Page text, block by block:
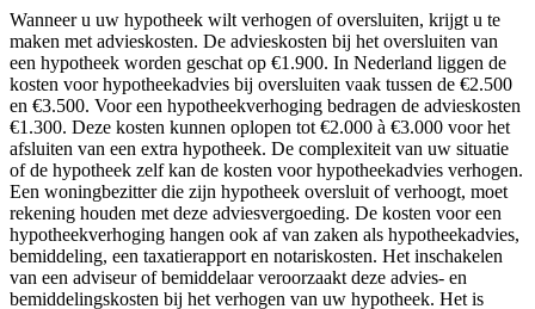
Wanneer u uw hypotheek wilt verhogen of oversluiten, krijgt u te
maken met advieskosten. De advieskosten bij het oversluiten van
een hypotheek worden geschat op €1.900. In Nederland liggen de
kosten voor hypotheekadvies bij oversluiten vaak tussen de €2.500
en €3.500. Voor een hypotheekverhoging bedragen de advieskosten
€1.300. Deze kosten kunnen oplopen tot €2.000 à €3.000 voor het
afsluiten van een extra hypotheek. De complexiteit van uw situatie
of de hypotheek zelf kan de kosten voor hypotheekadvies verhogen.
Een woningbezitter die zijn hypotheek oversluit of verhoogt, moet
rekening houden met deze adviesvergoeding. De kosten voor een
hypotheekverhoging hangen ook af van zaken als hypotheekadvies,
bemiddeling, een taxatierapport en notariskosten. Het inschakelen
van een adviseur of bemiddelaar veroorzaakt deze advies- en
bemiddelingskosten bij het verhogen van uw hypotheek. Het is